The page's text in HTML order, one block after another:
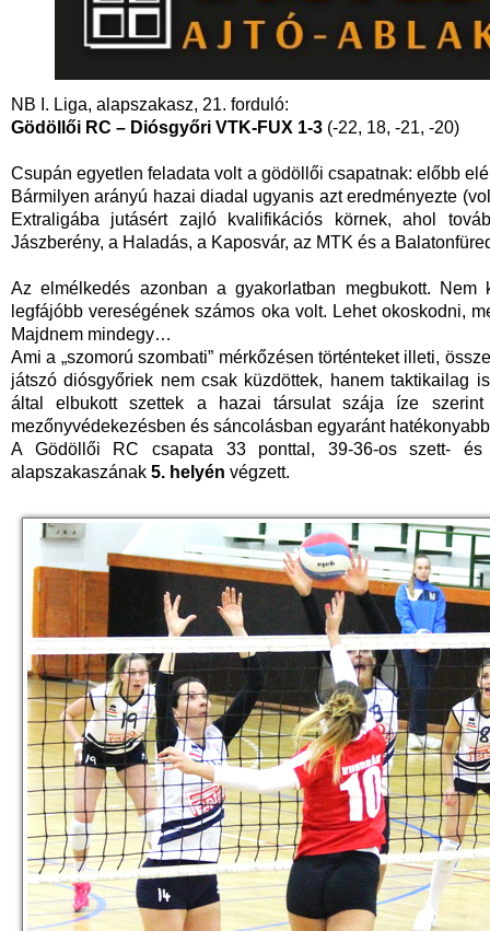
NB I. Liga, alapszakasz, 21. forduló:
Gödöllői RC – Diósgyőri VTK-FUX 1-3 (-22, 18, -21, -20)
Csupán egyetlen feladata volt a gödöllői csapatnak: előbb
Bármilyen arányú hazai diadal ugyanis azt eredményezte
Extraligába jutásért zajló kvalifikációs körnek, ahol
Jászberény, a Haladás, a Kaposvár, az MTK és a
Az elmélkedés azonban a gyakorlatban megbukott.
legfájóbb vereségének számos oka volt. Lehet okoskodni,
Majdnem mindegy…
Ami a „szomorú szombati” mérkőzésen történteket illeti,
játszó diósgyőriek nem csak küzdöttek, hanem taktikailag
által elbukott szettek a hazai társulat szája íze
mezőnyvédekezésben és sáncolásban egyaránt
A Gödöllői RC csapata 33 ponttal, 39-36-os szett-
alapszakaszának 5. helyén végzett.